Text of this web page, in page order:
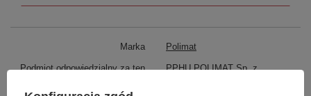
Marka Polimat
Podmiot odpowiedzialny za ten
PPHU POLIMAT Sp. z